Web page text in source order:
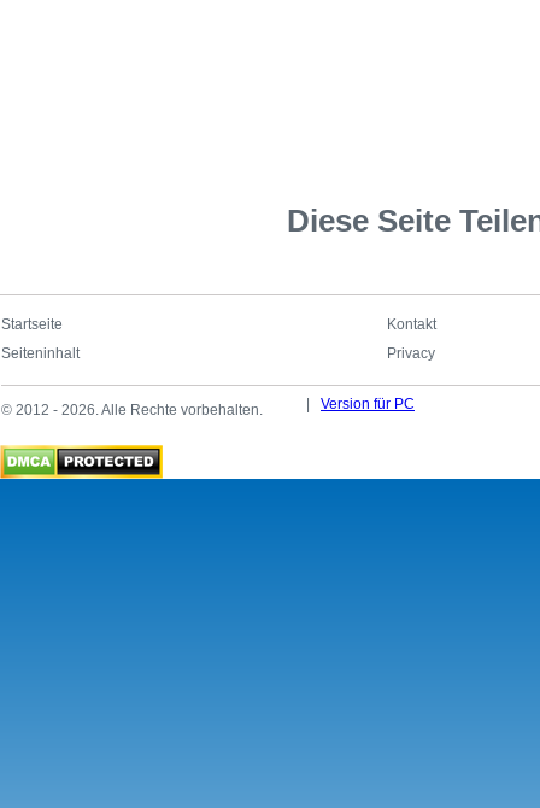
Diese Seite
Startseite
Seiteninhalt
Kontakt
Privacy
© 2012 - 2026. Alle Rechte vorbehalten. Version für PC